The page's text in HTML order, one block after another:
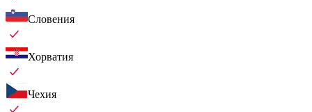
Словения
Хорватия
Чехия